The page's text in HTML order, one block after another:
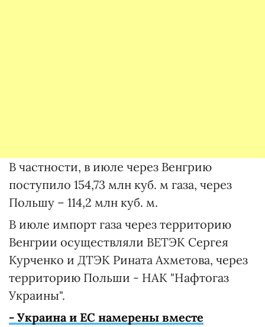
В частности, в июле через Венгрию
поступило 154,73 млн куб. м газа, через
Польшу – 114,2 млн куб. м.
В июле импорт газа через территорию
Венгрии осуществляли ВЕТЭК Сергея
Курченко и ДТЭК Рината Ахметова, через
территорию Польши - НАК "Нафтогаз
Украины".
- Украина и ЕС намерены вместе